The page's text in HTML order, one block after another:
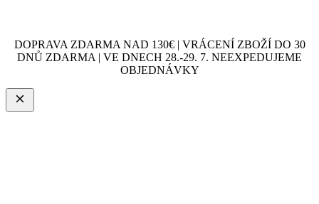
DOPRAVA ZDARMA NAD 130€ | VRÁCENÍ ZBOŽÍ DO 30
DNŮ ZDARMA | VE DNECH 28.-29. 7. NEEXPEDUJEME
OBJEDNÁVKY